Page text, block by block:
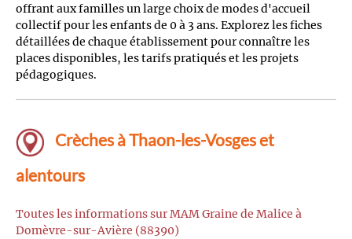
offrant aux familles un large choix de modes d'accueil
collectif pour les enfants de 0 à 3 ans. Explorez les fiches
détaillées de chaque établissement pour connaître les
places disponibles, les tarifs pratiqués et les projets
pédagogiques.
Crèches à Thaon-les-Vosges et
alentours
Toutes les informations sur MAM Graine de Malice à
Domèvre-sur-Avière (88390)